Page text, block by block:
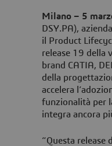
Milano – 5
DSY.PA),
il Product
release 19 della
brand CATIA,
della
accelera
funzionalità per
integra ancora
“Questa